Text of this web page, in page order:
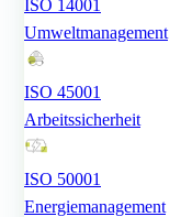
ISO 14001
Umweltmanagement
ISO 45001
Arbeitssicherheit
ISO 50001
Energiemanagement